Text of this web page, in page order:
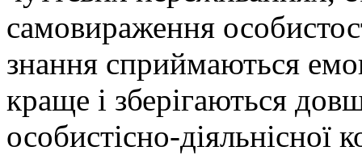
самовираження
знання сприймаються
краще і зберігаються
особистісно-діяльнісної